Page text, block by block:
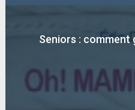
Seniors : comment